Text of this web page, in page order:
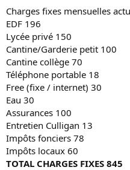
Charges fixes mensuelles
EDF 196
Lycée privé 150
Cantine/Garderie petit 100
Cantine collège 70
Téléphone portable 18
Free (fixe / internet) 30
Eau 30
Assurances 100
Entretien Culligan 13
Impôts fonciers 78
Impôts locaux 60
TOTAL CHARGES FIXES 845